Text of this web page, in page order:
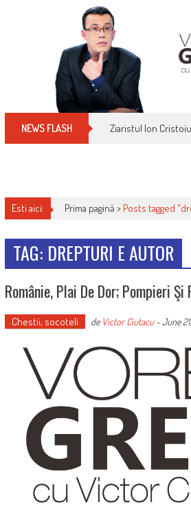
NEWS FLASH Ziaristul Ion
Esti aici: Prima pagină > Posts tagged
TAG: DREPTURI E AUTOR
Românie, Plai De Dor; Pompieri Şi
Chestii, socoteli de Victor Ciutacu-June